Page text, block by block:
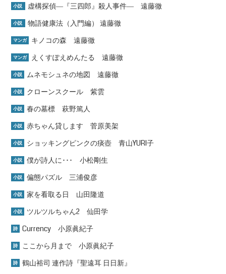
小説 虚構探偵―『三四郎』殺人事件― 遠藤徹
小説 物語健康法（入門編） 遠藤徹
マンガ キノコの森 遠藤徹
マンガ えくすぽえめんたる 遠藤徹
小説 ムネモシュネの地図 遠藤徹
小説 クローンスクール 紫雲
小説 春の墓標 萩野篤人
小説 赤ちゃん貸します 菅原美架
小説 ショッキングピンクの痰壺 青山YURI子
小説 僕が詩人に･･･ 小松剛生
小説 偏態パズル 三浦俊彦
小説 家を看取る日 山田隆道
小説 ツルツルちゃん2 仙田学
詩 Currency 小原眞紀子
詩 ここから月まで 小原眞紀子
詩 鶴山裕司 連作詩『聖遠耳 日日新』